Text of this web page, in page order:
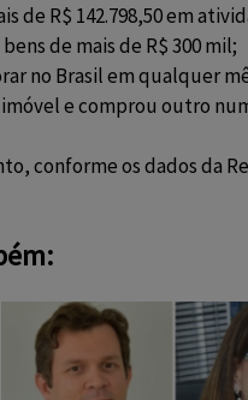
de R$ 142.798,50 em
de mais de R$ 300 mil;
no Brasil em qualquer
e comprou outro
conforme os dados da